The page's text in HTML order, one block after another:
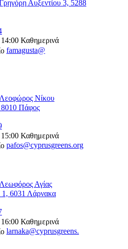
Αυξεντίου 3, 5288
Καθημερινά
famagusta@
Λεοφώρος Νίκου
8010 Πάφος
Καθημερινά
pafos@cyprusgreens.org
Λεωφόρος Αγίας
1, 6031 Λάρνακα
Καθημερινά
larnaka@cyprusgreens.